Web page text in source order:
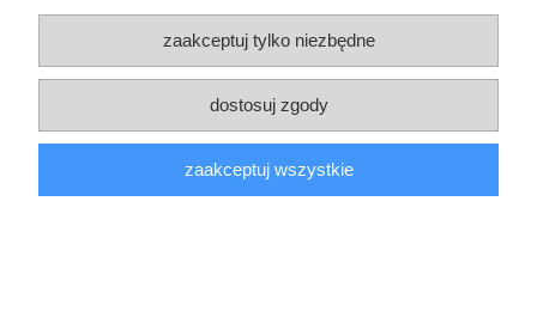
zamowienia@sprzedajemytapety.pl
pokaż pełną wersję strony
Sklep internetowy Shoper.pl
zaakceptuj tylko niezbędne
dostosuj zgody
zaakceptuj wszystkie